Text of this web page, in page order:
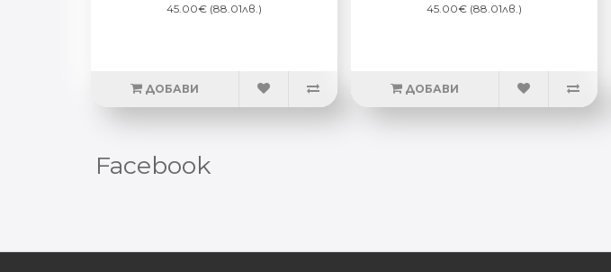
45.00€ (88.01лв.)
ДОБАВИ
45.00€ (88.01лв.)
ДОБАВИ
Facebook